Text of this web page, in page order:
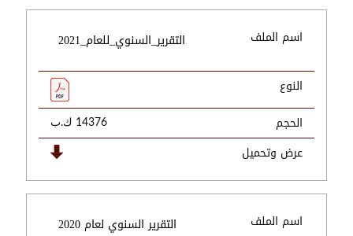
اسم الملف التقرير_السنوي_للعام_2021
النوع
الحجم
14376 ك.ب
عرض وتحميل
اسم الملف التقرير السنوي لعام 2020